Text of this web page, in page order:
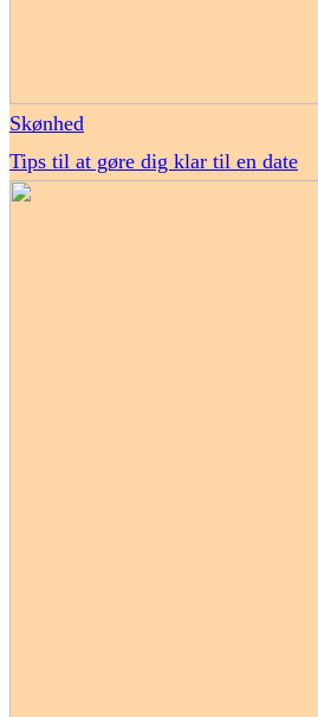
Skønhed
Tips til at gøre dig klar til en date